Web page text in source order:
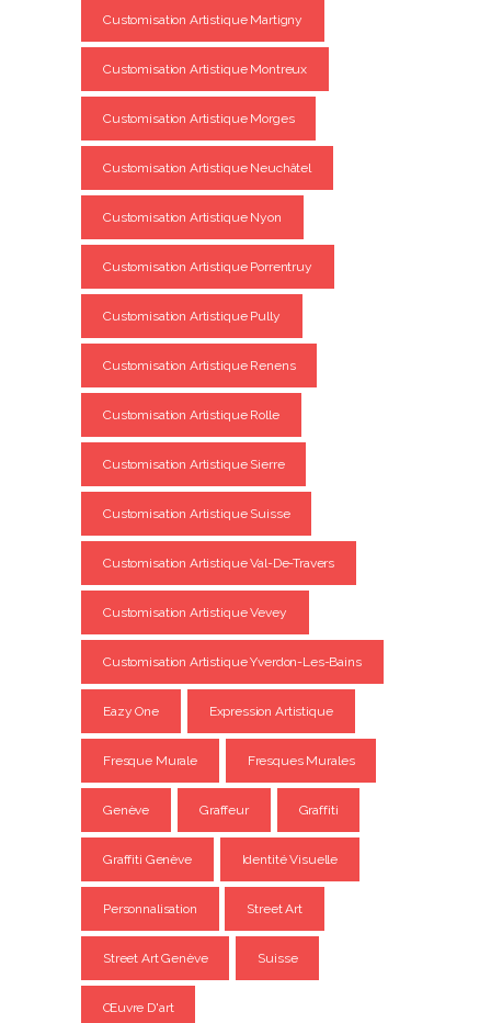
Customisation Artistique Martigny
Customisation Artistique Montreux
Customisation Artistique Morges
Customisation Artistique Neuchâtel
Customisation Artistique Nyon
Customisation Artistique Porrentruy
Customisation Artistique Pully
Customisation Artistique Renens
Customisation Artistique Rolle
Customisation Artistique Sierre
Customisation Artistique Suisse
Customisation Artistique Val-De-Travers
Customisation Artistique Vevey
Customisation Artistique Yverdon-Les-Bains
Eazy One Expression Artistique
Fresque Murale Fresques Murales
Genève Graffeur Graffiti
Graffiti Genève Identité Visuelle
Personnalisation Street Art
Street Art Genève Suisse
Œuvre D'art